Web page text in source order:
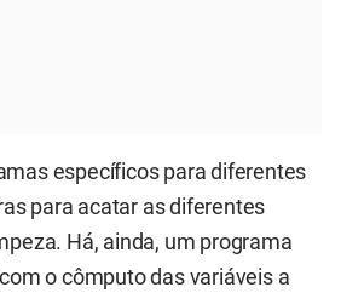
específicos para diferentes
para acatar as diferentes
Há, ainda, um programa
o cômputo das variáveis a